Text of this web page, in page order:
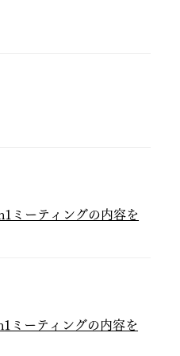
ミーティングの内容を
ミーティングの内容を